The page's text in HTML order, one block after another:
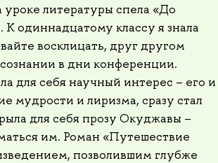
уроке литературы спела «До
К одиннадцатому классу я знала
восклицать, друг другом
в дни конференции.
для себя научный интерес – его и
мудрости и лиризма, сразу стал
для себя прозу Окуджавы –
им. Роман «Путешествие
позволившим глубже